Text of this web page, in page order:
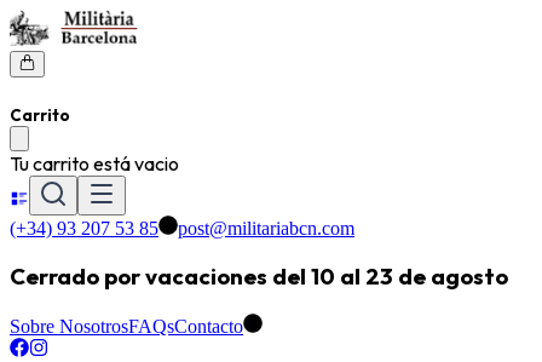
Carrito
Tu carrito está vacio
(+34) 93 207 53 85 post@militariabcn.com
Cerrado por vacaciones del 10 al 23 de agosto
Sobre NosotrosFAQsContacto